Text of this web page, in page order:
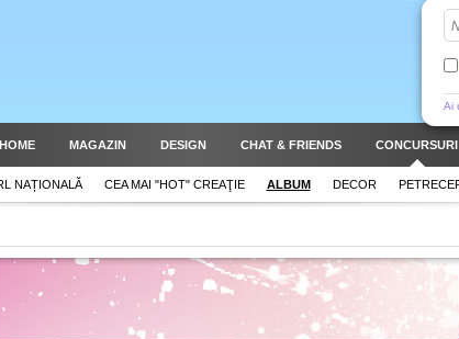
Ai
MAGAZIN DESIGN CHAT & FRIENDS CONCURSURI
NAȚIONALĂ CEA MAI "HOT" CREAŢIE ALBUM DECOR